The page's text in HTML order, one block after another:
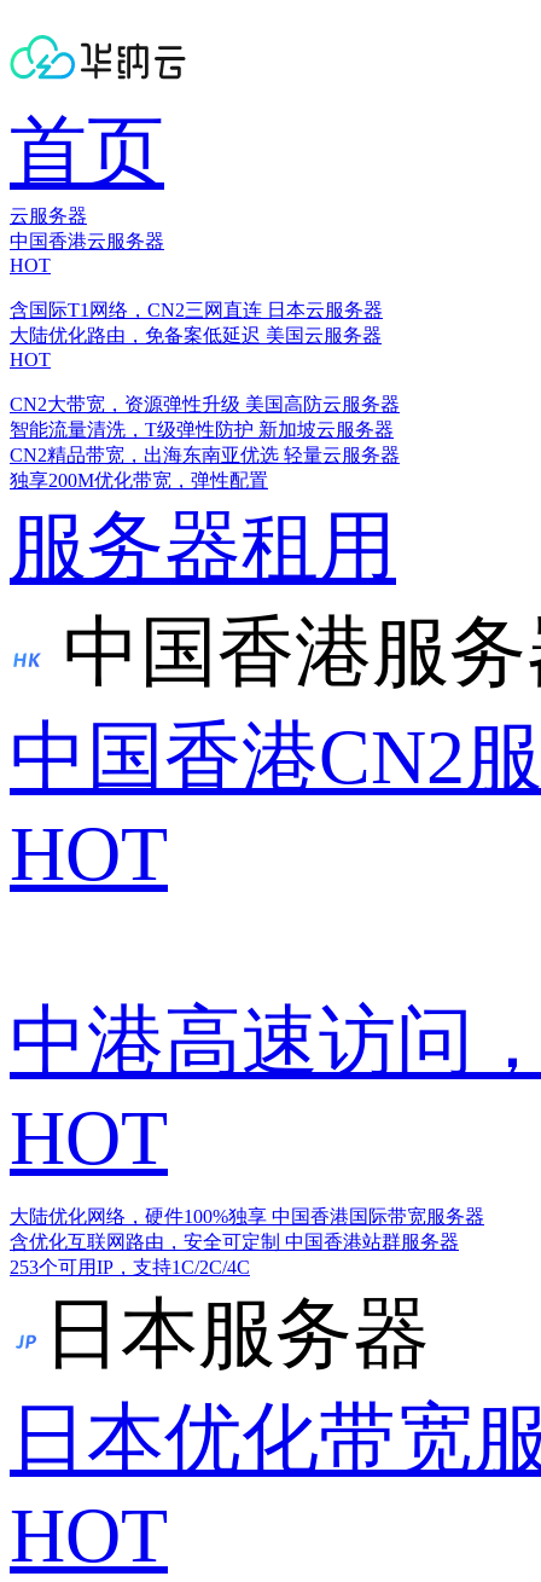
首页
云服务器
中国香港云服务器
HOT
含国际T1网络，CN2三网直连 日本云服务器
大陆优化路由，免备案低延迟 美国云服务器
HOT
CN2大带宽，资源弹性升级 美国高防云服务器
智能流量清洗，T级弹性防护 新加坡云服务器
CN2精品带宽，出海东南亚优选 轻量云服务器
独享200M优化带宽，弹性配置
服务器租用
中国香港服
中国香港CN2
HOT
中港高速访问
HOT
大陆优化网络，硬件100%独享 中国香港国际带宽服务器
含优化互联网路由，安全可定制 中国香港站群服务器
253个可用IP，支持1C/2C/4C
日本服务器
日本优化带宽
HOT